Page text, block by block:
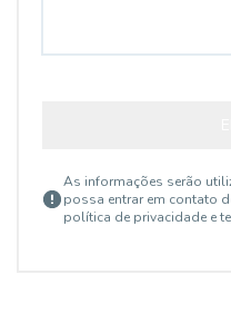
As informações serão
possa entrar em contato
política de privacidade e